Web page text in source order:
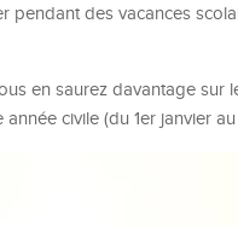
pendant des vacances
en saurez davantage sur
civile (du 1er janvier